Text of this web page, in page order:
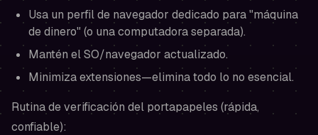
Usa un perfil de navegador dedicado para "máquina
de dinero" (o una computadora separada).
Mantén el SO/navegador actualizado.
Minimiza extensiones—elimina todo lo no esencial.
Rutina de verificación del portapapeles (rápida,
confiable):